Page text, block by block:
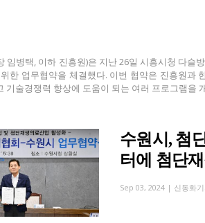
임병택, 이하 진흥원)은 지난 26일 시흥시청 다
한 업무협약을 체결했다. 이번 협약은 진흥원과
기술경쟁력 향상에 도움이 되는 여러 프로그램
수원시, 첨
터에 첨단
Sep 03, 2024 | 신동화